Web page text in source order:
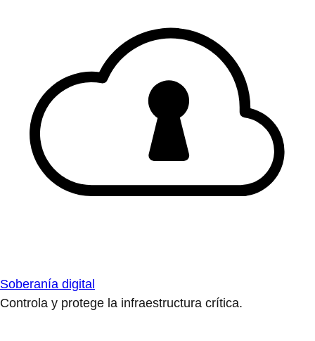
Soberanía digital
Controla y protege la infraestructura crítica.